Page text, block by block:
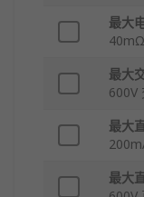
最大
40mΩ
最大
600V
最大
最大